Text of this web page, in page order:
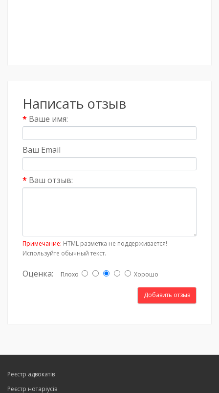
Написать отзыв
Ваше имя:
Ваш Email
Ваш отзыв:
Примечание: HTML разметка не поддерживается!
Используйте обычный текст.
Оценка: Плохо Хорошо
Добавить отзыв
Реєстр адвокатів
Реєстр нотаріусів